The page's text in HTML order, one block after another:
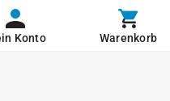
Konto Warenkorb